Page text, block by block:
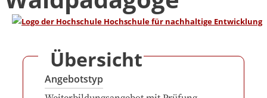
Übersicht
Angebotstyp